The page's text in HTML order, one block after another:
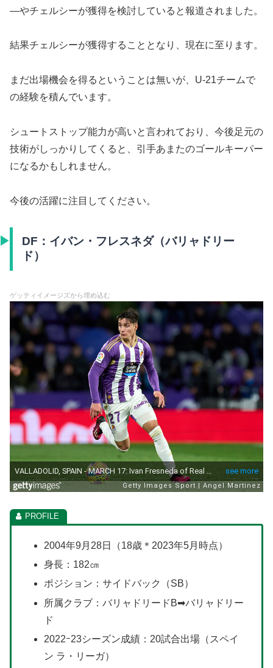
―やチェルシーが獲得を検討していると報道されました。
結果チェルシーが獲得することとなり、現在に至ります。
まだ出場機会を得るということは無いが、U-21チームで
の経験を積んでいます。
シュートストップ能力が高いと言われており、今後足元の
技術がしっかりしてくると、引手あまたのゴールキーパー
になるかもしれません。
今後の活躍に注目してください。
DF：イバン・フレスネダ（バリャドリー
ド）
ゲッティイメージズから埋め込む
2004年9月28日（18歳＊2023年5月時点）
身長：182㎝
ポジション：サイドバック（SB）
所属クラブ：バリャドリードB➡バリャドリー
ド
2022ｰ23シーズン成績：20試合出場（スペイ
ン ラ・リーガ）